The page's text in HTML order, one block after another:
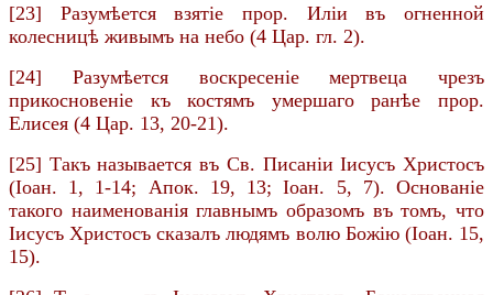
[23] Разумѣется взятіе прор. Иліи въ огненной
колесницѣ живымъ на небо (4 Цар. гл. 2).
[24] Разумѣется воскресеніе мертвеца чрезъ
прикосновеніе къ костямъ умершаго ранѣе прор.
Елисея (4 Цар. 13, 20-21).
[25] Такъ называется въ Св. Писаніи Іисусъ Христосъ
(Іоан. 1, 1-14; Апок. 19, 13; Іоан. 5, 7). Основаніе
такого наименованія главнымъ образомъ въ томъ, что
Іисусъ Христосъ сказалъ людямъ волю Божію (Іоан. 15,
15).